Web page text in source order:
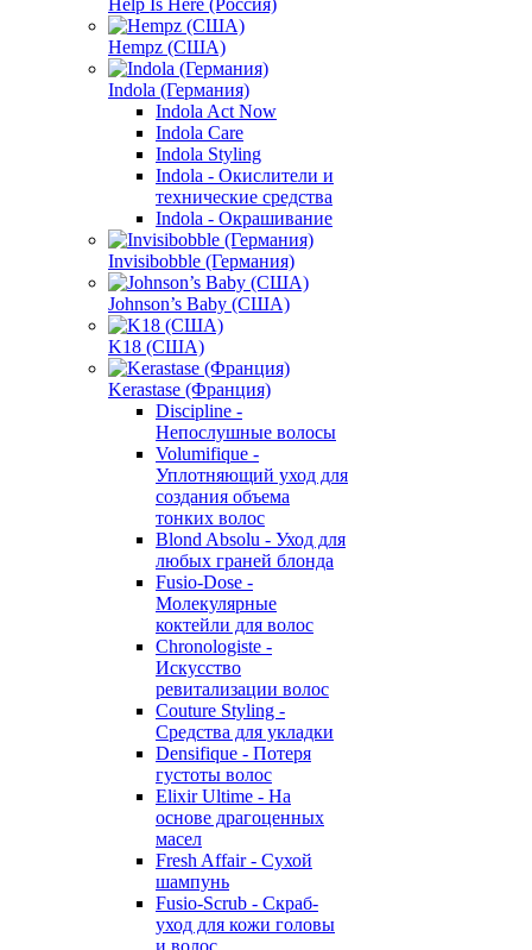
Help Is Here (Россия)
Hempz (США)
Indola (Германия)
Indola Act Now
Indola Care
Indola Styling
Indola - Окислители и
технические средства
Indola - Окрашивание
Invisibobble (Германия)
Johnson’s Baby (США)
K18 (США)
Kerastase (Франция)
Discipline -
Непослушные волосы
Volumifique -
Уплотняющий уход для
создания объема
тонких волос
Blond Absolu - Уход для
любых граней блонда
Fusio-Dose -
Молекулярные
коктейли для волос
Chronologiste -
Искусство
ревитализации волос
Couture Styling -
Средства для укладки
Densifique - Потеря
густоты волос
Elixir Ultime - На
основе драгоценных
масел
Fresh Affair - Сухой
шампунь
Fusio-Scrub - Скраб-
уход для кожи головы
и волос